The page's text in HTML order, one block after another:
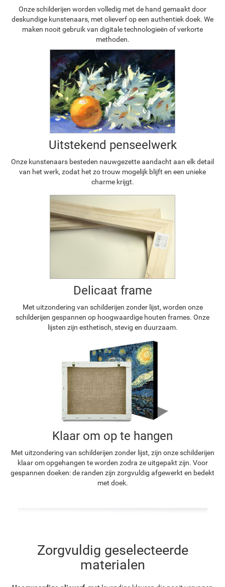
Onze schilderijen worden volledig met de hand gemaakt door
deskundige kunstenaars, met olieverf op een authentiek doek. We
maken nooit gebruik van digitale technologieën of verkorte
methoden.
Uitstekend penseelwerk
Onze kunstenaars besteden nauwgezette aandacht aan elk detail
van het werk, zodat het zo trouw mogelijk blijft en een unieke
charme krijgt.
Delicaat frame
Met uitzondering van schilderijen zonder lijst, worden onze
schilderijen gespannen op hoogwaardige houten frames. Onze
lijsten zijn esthetisch, stevig en duurzaam.
Klaar om op te hangen
Met uitzondering van schilderijen zonder lijst, zijn onze schilderijen
klaar om opgehangen te worden zodra ze uitgepakt zijn. Voor
gespannen doeken: de randen zijn zorgvuldig afgewerkt en bedekt
met doek.
Zorgvuldig geselecteerde
materialen